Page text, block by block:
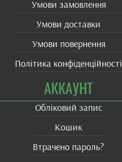
Умови замовлення
Умови доставки
Умови повернення
Політика конфіденційності
АККАУНТ
Обліковий запис
Кошик
Втрачено пароль?